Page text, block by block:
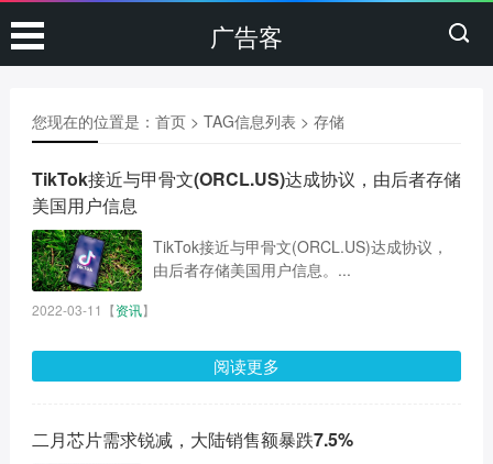
广告客
您现在的位置是： 首页> TAG信息列表 > 存储
TikTok接近与甲骨文(ORCL.US)达成协议，由后者存储
美国用户信息
TikTok接近与甲骨文(ORCL.US)达成协议，
由后者存储美国用户信息。...
2022-03-11 【资讯】
阅读更多
二月芯片需求锐减，大陆销售额暴跌7.5%